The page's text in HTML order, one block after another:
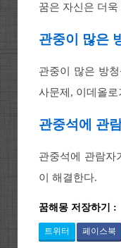
꿈은 자신은 더
관중이 많은
관중이 많은 방
사문제, 이데올
관중석에 관
관중석에 관람
이 해결한다.
꿈해몽 저장하기 :
트위터 페이스북